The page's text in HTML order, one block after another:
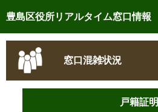
豊島区役所リアルタイム窓口情報
トップページへ
ご利用方法
事前予約
窓口混雑状況
戸籍証明